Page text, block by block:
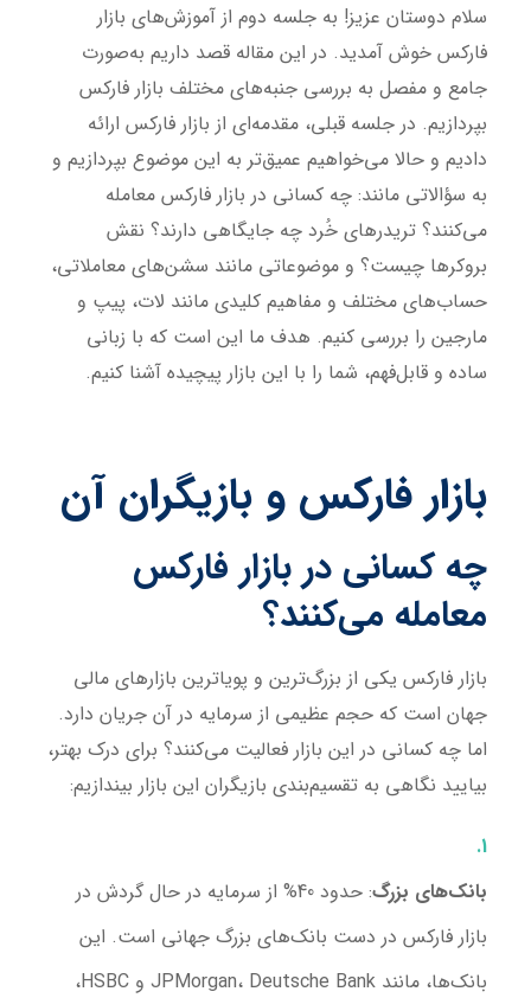
سلام دوستان عزیز! به جلسه دوم از آموزش‌های بازار
فارکس خوش آمدید. در این مقاله قصد داریم به‌صورت
جامع و مفصل به بررسی جنبه‌های مختلف بازار فارکس
بپردازیم. در جلسه قبلی، مقدمه‌ای از بازار فارکس ارائه
دادیم و حالا می‌خواهیم عمیق‌تر به این موضوع بپردازیم و
به سؤالاتی مانند: چه کسانی در بازار فارکس معامله
می‌کنند؟ تریدرهای خُرد چه جایگاهی دارند؟ نقش
بروکرها چیست؟ و موضوعاتی مانند سشن‌های معاملاتی،
حساب‌های مختلف و مفاهیم کلیدی مانند لات، پیپ و
مارجین را بررسی کنیم. هدف ما این است که با زبانی
ساده و قابل‌فهم، شما را با این بازار پیچیده آشنا کنیم.
بازار فارکس و بازیگران آن
چه کسانی در بازار فارکس
معامله می‌کنند؟
بازار فارکس یکی از بزرگ‌ترین و پویاترین بازارهای مالی
جهان است که حجم عظیمی از سرمایه در آن جریان دارد.
اما چه کسانی در این بازار فعالیت می‌کنند؟ برای درک بهتر،
بیایید نگاهی به تقسیم‌بندی بازیگران این بازار بیندازیم:
بانک‌های بزرگ
: حدود 40% از سرمایه در حال گردش در
بازار فارکس در دست بانک‌های بزرگ جهانی است. این
بانک‌ها، مانند JPMorgan، Deutsche Bank و HSBC،